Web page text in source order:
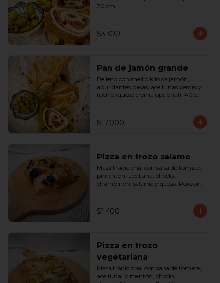
20 cm.
$3.300
Pan de jamón grande
Relleno con medio kilo de jamón,
abundantes pasas, aceitunas verdes y
tocino (queso crema opcional). 40 cm
$17.000
Pizza en trozo salame
Masa tradicional con salsa de tomate,
pimentón, aceituna, choclo,
champiñón, salame y queso. Porción.
$1.400
Pizza en trozo
vegetariana
Masa tradicional con salsa de tomate,
aceituna, pimentón, choclo,